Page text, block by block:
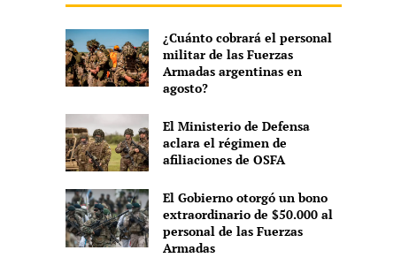
¿Cuánto cobrará el personal
militar de las Fuerzas
Armadas argentinas en
agosto?
El Ministerio de Defensa
aclara el régimen de
afiliaciones de OSFA
El Gobierno otorgó un bono
extraordinario de $50.000 al
personal de las Fuerzas
Armadas